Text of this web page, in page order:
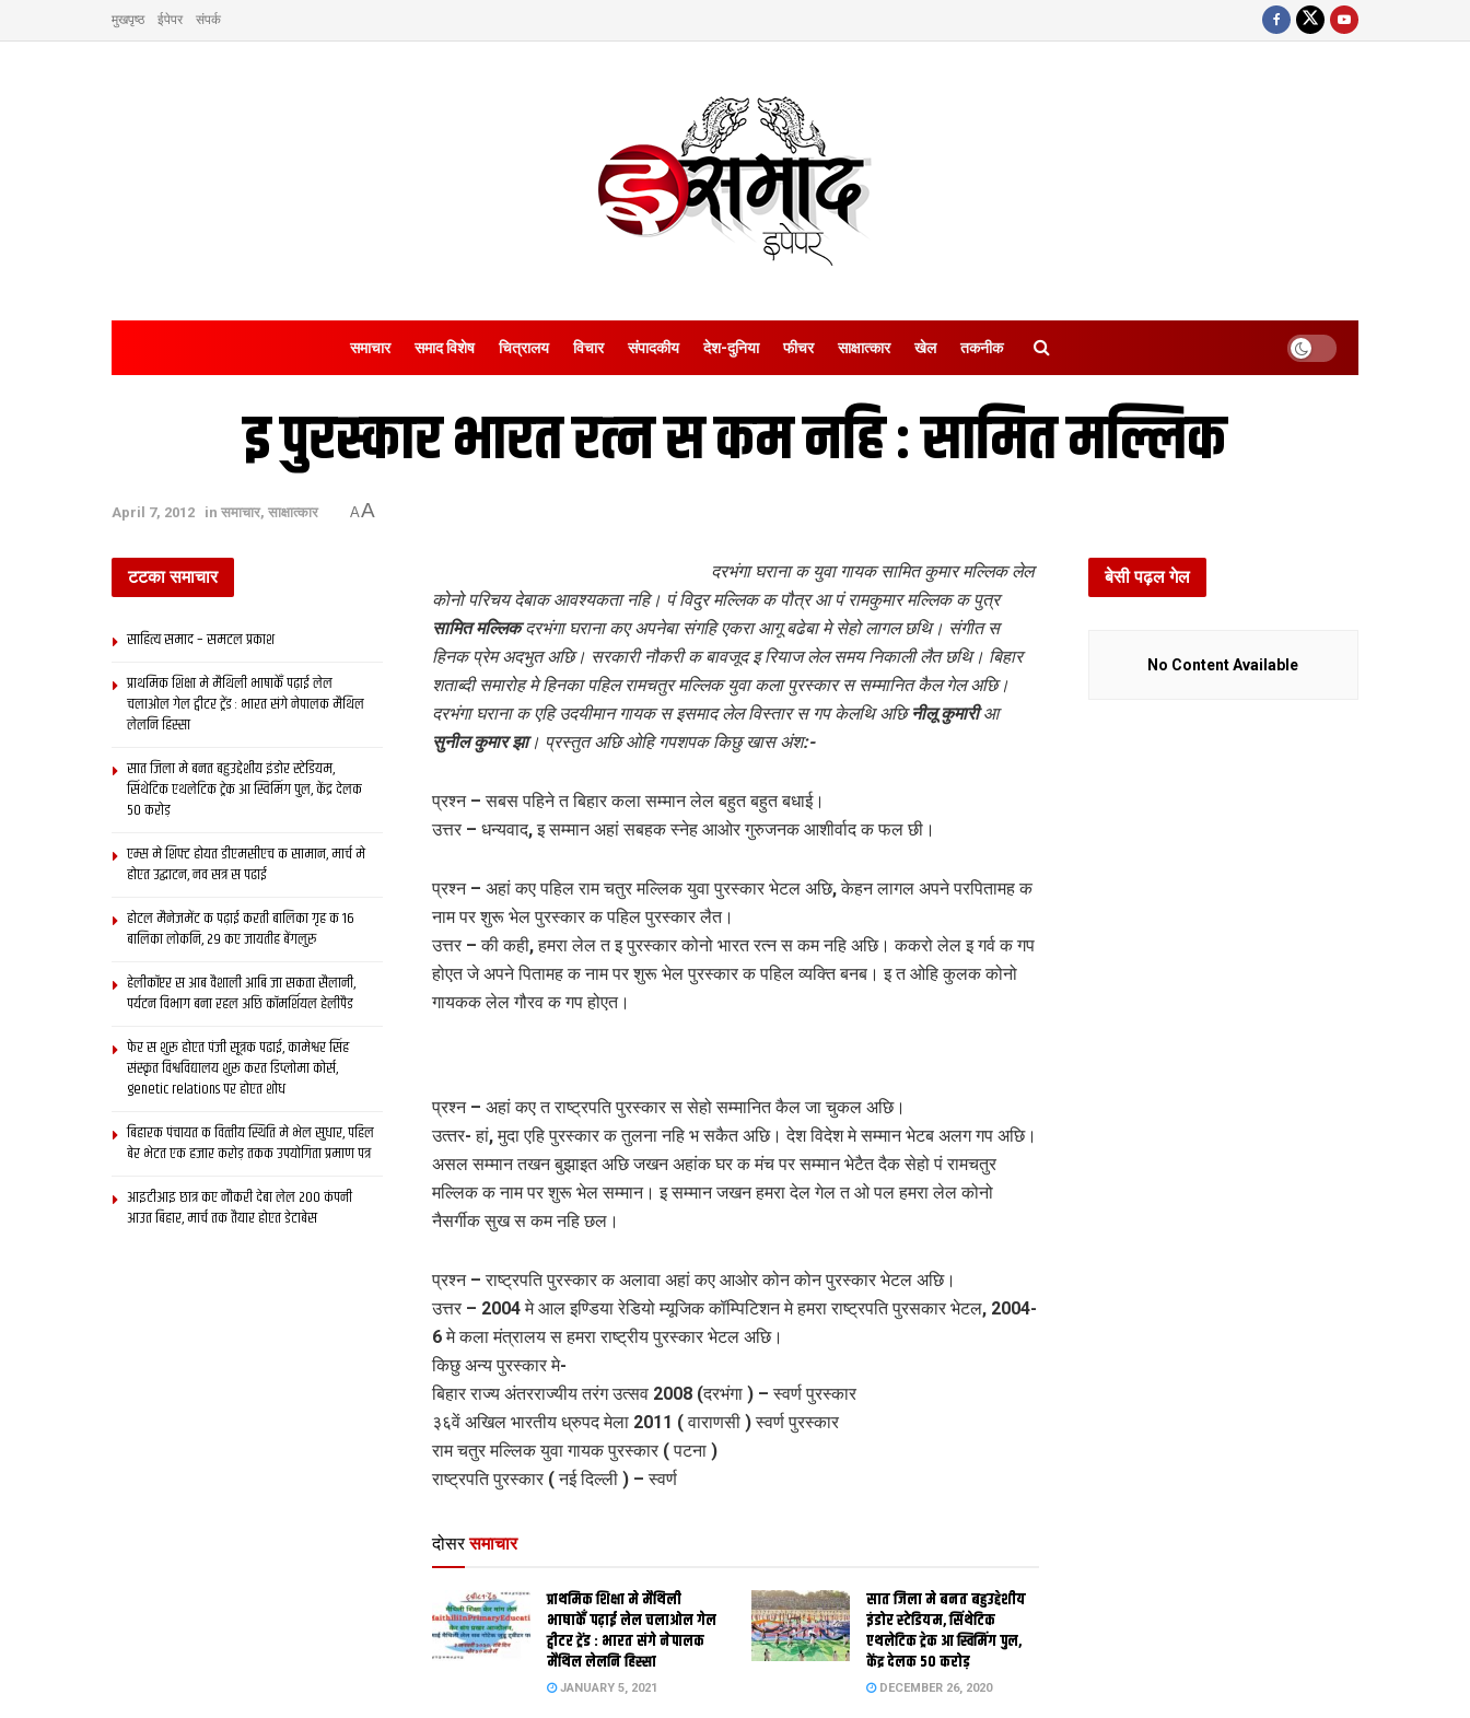
मुखपृष्ठ ईपेपर संपर्क
समाचार समाद विशेष चित्रालय विचार संपादकीय देश-दुनिया फीचर साक्षात्‍कार खेल तकनीक
इ पुरस्‍कार भारत रत्‍न स कम नहि : सामित मल्लिक
April 7, 2012 in समाचार, साक्षात्‍कार AA
दरभंगा घराना क युवा गायक सामित कुमार मल्लिक लेल
कोनो परिचय देबाक आवश्‍यकता नहि। पं विदुर मल्लिक क पौत्र आ पं रामकुमार मल्लिक क पुत्र
सामित मल्लिकदरभंगा घराना कए अपनेबा संगहि एकरा आगू बढेबा मे सेहो लागल छथि। संगीत स
हिनक प्रेम अदभुत अछि। सरकारी नौकरी क बावजूद इ रियाज लेल समय निकाली लैत छथि। बिहार
शताब्‍दी समारोह मे हिनका पहिल रामचतुर मल्लिक युवा कला पुरस्‍कार स सम्‍मानित कैल गेल अछि।
दरभंगा घराना क एहि उदयीमान गायक स इसमाद लेल विस्‍तार स गप केलथि अछिनीलू कुमारीआ
सुनील कुमार झा। प्रस्‍तुत अछि ओहि गपशपक किछु खास अंश:-
प्रश्न – सबस पहिने त बिहार कला सम्मान लेल बहुत बहुत बधाई।
उत्तर – धन्यवाद, इ सम्मान अहां सबहक स्‍नेह आओर गुरुजनक आशीर्वाद क फल छी।
प्रश्न – अहां कए पहिल राम चतुर मल्लिक युवा पुरस्कार भेटल अछि, केहन लागल अपने परपितामह क
नाम पर शुरू भेल पुरस्‍कार क पहिल पुरस्कार लैत।
उत्तर – की कही, हमरा लेल त इ पुरस्‍कार कोनो भारत रत्न स कम नहि अछि। ककरो लेल इ गर्व क गप
होएत जे अपने पितामह क नाम पर शुरू भेल पुरस्‍कार क पहिल व्‍यक्ति बनब। इ त ओहि कुलक कोनो
गायकक लेल गौरव क गप होएत।
प्रश्न – अहां कए त राष्ट्रपति पुरस्कार स सेहो सम्‍मानित कैल जा चुकल अछि।
उत्‍तर- हां, मुदा एहि पुरस्‍कार क तुलना नहि भ सकैत अछि। देश विदेश मे सम्मान भेटब अलग गप अछि।
असल सम्मान तखन बुझाइत अछि जखन अहांक घर क मंच पर सम्‍मान भेटैत दैक सेहो पं रामचतुर
मल्लिक क नाम पर शुरू भेल सम्‍मान। इ सम्‍मान जखन हमरा देल गेल त ओ पल हमरा लेल कोनो
नैसर्गीक सुख स कम नहि छल।
प्रश्न – राष्ट्रपति पुरस्कार क अलावा अहां कए आओर कोन कोन पुरस्कार भेटल अछि।
उत्तर – 2004 मे आल इण्डिया रेडियो म्यूजिक कॉम्पिटिशन मे हमरा राष्ट्रपति पुरसकार भेटल, 2004-
6 मे कला मंत्रालय स हमरा राष्ट्रीय पुरस्कार भेटल अछि।
किछु अन्‍य पुरस्‍कार मे-
बिहार राज्य अंतरराज्यीय तरंग उत्सव 2008 (दरभंगा ) – स्वर्ण पुरस्कार
३६वें अखिल भारतीय ध्रुपद मेला 2011 ( वाराणसी ) स्वर्ण पुरस्कार
राम चतुर मल्लिक युवा गायक पुरस्कार ( पटना )
राष्ट्रपति पुरस्कार ( नई दिल्ली ) – स्वर्ण
दोसर समाचार
प्राथमिक शि‍क्षा मे मैथि‍ली
भाषाकेँ पढ़ाई लेल चलाओल गेल
ट्वीटर ट्रेंड : भारत संगे नेपालक
मैथिल लेलनि हिस्सा
JANUARY 5, 2021
सात जिला मे बनत बहुउद्देशीय
इंडोर स्‍टेडि‍यम, सिंथेटिक
एथलेटिक ट्रेक आ स्विमिंग पुल,
केंद्र देलक 50 करोड़
DECEMBER 26, 2020
टटका समाचार
साहित्य समाद – समटल प्रकाश
प्राथमिक शि‍क्षा मे मैथि‍ली भाषाकेँ पढ़ाई लेल
चलाओल गेल ट्वीटर ट्रेंड : भारत संगे नेपालक मैथिल
लेलनि हिस्सा
सात जिला मे बनत बहुउद्देशीय इंडोर स्‍टेडि‍यम,
सिंथेटिक एथलेटिक ट्रेक आ स्विमिंग पुल, केंद्र देलक
50 करोड़
एम्स मे शिफ्ट होयत डीएमसीएच क सामान, मार्च मे
होएत उद्घाटन, नव सत्र स पढाई
होटल मैनेजमेंट क पढ़ाई करती बालिका गृह क 16
बालिका लोकनि, 29 कए जायतीह बेंगलुरु
हेलीकॉप्टर स आब वैशाली आबि जा सकता सैलानी,
पर्यटन विभाग बना रहल अछि कॉमर्शियल हेलीपैड
फेर स शुरू होएत पंजी सूत्रक पढाई, कामेश्वर सिंह
संस्कृत विश्वविद्यालय शुरू करत डिप्लोमा कोर्स,
genetic relations पर होएत शोध
बिहारक पंचायत क वित्‍तीय स्थिति मे भेल सुधार, पहिल
बेर भेटत एक हजार करोड़ तकक उपयोगिता प्रमाण पत्र
आइटीआइ छात्र कए नौकरी देबा लेल 200 कंपनी
आउत बिहार, मार्च तक तैयार होएत डेटाबेस
बेसी पढ़ल गेल
No Content Available